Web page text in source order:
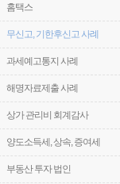
홈택스
무신고, 기한후신고 사례
과세예고통지 사례
해명자료제출 사례
상가 관리비 회계감사
양도소득세, 상속, 증여세
부동산 투자 법인